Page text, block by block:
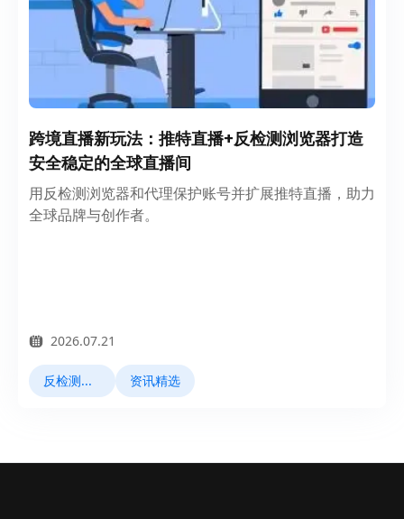
跨境直播新玩法：推特直播+反检测浏览器打造
安全稳定的全球直播间
用反检测浏览器和代理保护账号并扩展推特直播，助力
全球品牌与创作者。
2026.07.21
反检测浏览器 资讯精选